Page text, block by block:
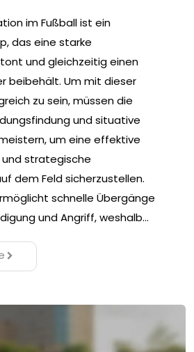
im Fußball ist ein
das eine starke
und gleichzeitig einen
beibehält. Um mit dieser
zu sein, müssen die
und situative
um eine effektive
strategische
dem Feld sicherzustellen.
schnelle Übergänge
und Angriff, weshalb…